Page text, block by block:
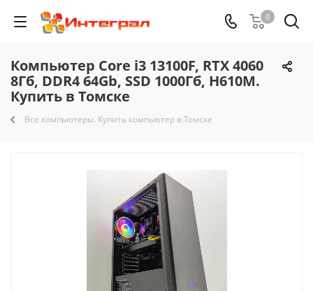
0
Компьютер Core i3 13100F, RTX 4060
8Гб, DDR4 64Gb, SSD 1000Гб, H610M.
Купить в Томске
Все компьютеры. Купить компьютер в Томске